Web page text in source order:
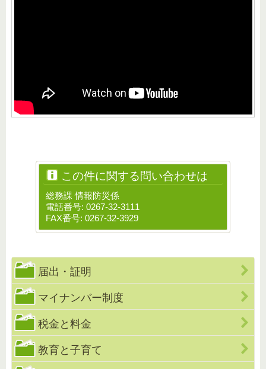
この件に関する問い合わせは
総務課 情報防災係
電話番号: 0267-32-3111
FAX番号: 0267-32-3929
届出・証明
マイナンバー制度
税金と料金
教育と子育て